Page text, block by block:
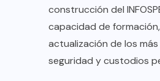
construcción del
capacidad de
actualización de los
seguridad y custodios